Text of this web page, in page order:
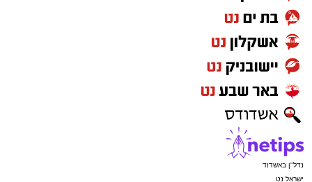
נדל"ן באשדוד
ישראל נט